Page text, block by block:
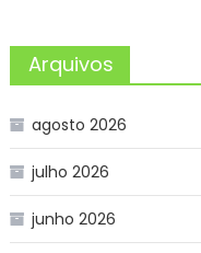
Arquivos
agosto 2026
julho 2026
junho 2026